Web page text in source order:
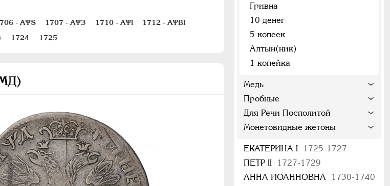
- АѰS 1707 - АѰЗ 1710 - АѰI
1712 - АѰВI
1724 1725
Гривна
10 денег
5 копеек
Алтын(ник)
1 копейка
Медь
Пробные
Для Речи Посполитой
Монетовидные жетоны
ЕКАТЕРИНА I
1725-1727
ПЕТР II
1727-1729
АННА ИОАННОВНА
1730-1740